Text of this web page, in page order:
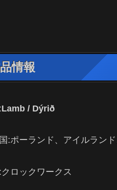
情報
Lamb / Dýrið
:ポーランド、アイルラン
ロックワークス